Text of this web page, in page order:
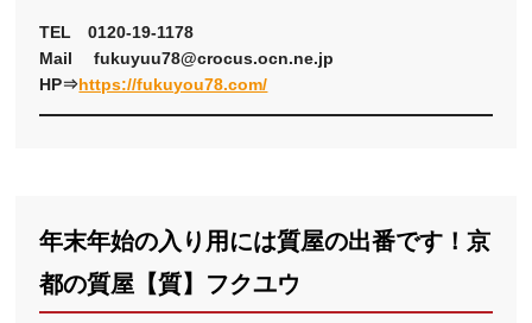
TEL 0120-19-1178
Mail fukuyuu78@crocus.ocn.ne.jp
HP⇒https://fukuyou78.com/
年末年始の入り用には質屋の出番です！京
都の質屋【質】フクユウ